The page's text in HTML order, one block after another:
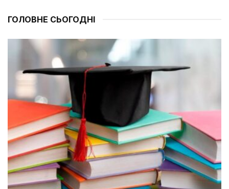
ГОЛОВНЕ СЬОГОДНІ